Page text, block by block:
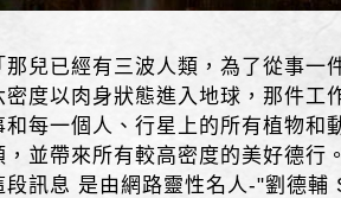
那兒已經有三波人類，為了從事
密度以肉身狀態進入地球，那件工
和每一個人、行星上的所有植物和
，並帶來所有較高密度的美好德行
段訊息 是由網路靈性名人-"劉德